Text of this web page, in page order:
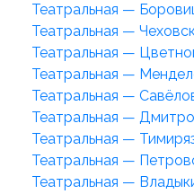
Театральная —
Театральная —
Театральная —
Театральная —
Театральная —
Театральная —
Театральная —
Театральная —
Театральная —